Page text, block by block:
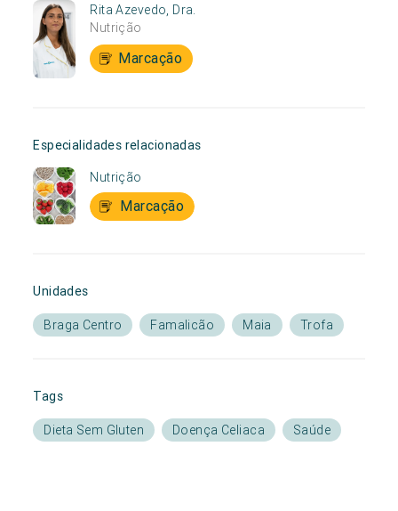
Rita Azevedo, Dra.
Nutrição
Marcação
Especialidades relacionadas
Nutrição
Marcação
Unidades
Braga Centro Famalicão Maia Trofa
Tags
Dieta Sem Gluten Doença Celiaca Saúde